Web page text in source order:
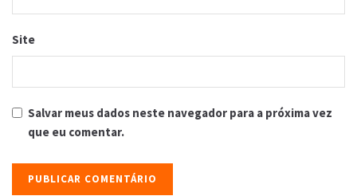
Site
Salvar meus dados neste navegador para a próxima vez
que eu comentar.